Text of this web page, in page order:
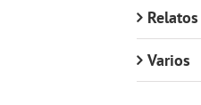
Relatos
Varios